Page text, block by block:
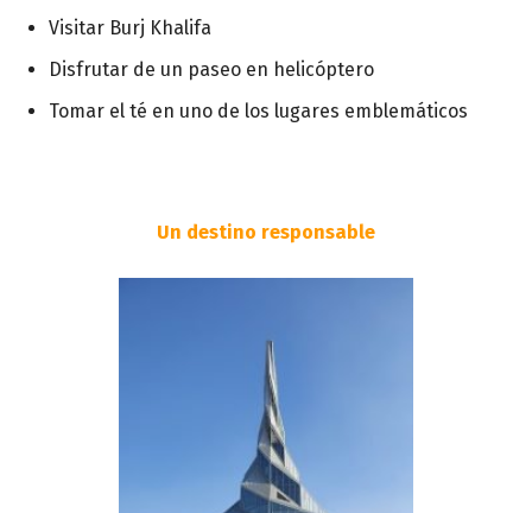
Visitar Burj Khalifa
Disfrutar de un paseo en helicóptero
Tomar el té en uno de los lugares emblemáticos
Un destino responsable